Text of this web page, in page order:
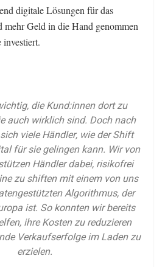
digitale Lösungen für das
mehr Geld in die Hand genommen
die Kund:innen dort zu
auch wirklich sind. Doch nach
viele Händler, wie der Shift
für sie gelingen kann. Wir von
Händler dabei, risikofrei
zu shiften mit einem von uns
Algorithmus, der
ist. So konnten wir bereits
ihre Kosten zu reduzieren
Verkaufserfolge im Laden zu
erzielen.